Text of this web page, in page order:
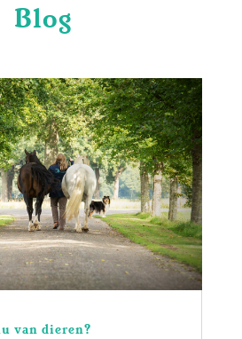
Blog
van dieren?